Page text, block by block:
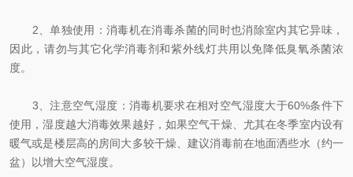
2、单独使用：消毒机在消毒杀菌的同时也消除室内其它异味，
因此，请勿与其它化学消毒剂和紫外线灯共用以免降低臭氧杀菌浓
度。
3、注意空气湿度：消毒机要求在相对空气湿度大于60%条件下
使用，湿度越大消毒效果越好，如果空气干燥、尤其在冬季室内设有
暖气或是楼层高的房间大多较干燥、建议消毒前在地面洒些水（约一
盆）以增大空气湿度。